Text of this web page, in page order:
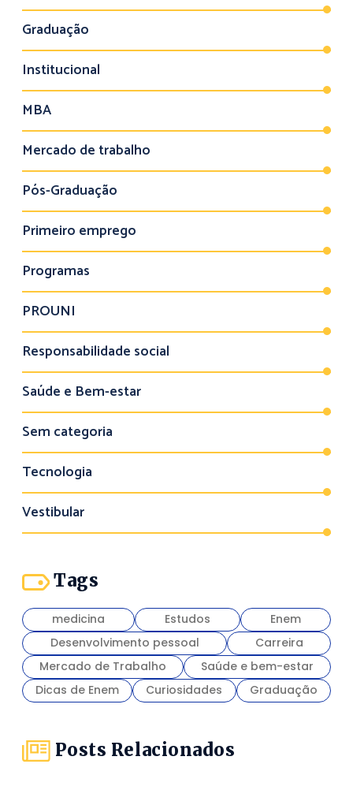
Graduação
Institucional
MBA
Mercado de trabalho
Pós-Graduação
Primeiro emprego
Programas
PROUNI
Responsabilidade social
Saúde e Bem-estar
Sem categoria
Tecnologia
Vestibular
Tags
medicina Estudos
Enem
Desenvolvimento pessoal
Carreira
Mercado de Trabalho
Saúde e bem-estar
Dicas de Enem
Curiosidades Graduação
Posts Relacionados